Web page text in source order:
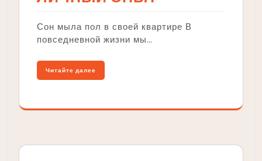
Сон мыла пол в своей квартире В
повседневной жизни мы…
Читайте далее